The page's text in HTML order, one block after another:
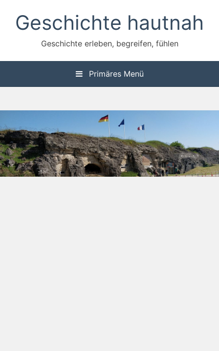
Inhalt
springenGeschichte hautnah
Geschichte erleben, begreifen, fühlen
Primäres Menü